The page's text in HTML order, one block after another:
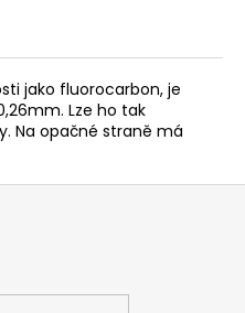
jako fluorocarbon, je
Lze ho tak
Na opačné straně má